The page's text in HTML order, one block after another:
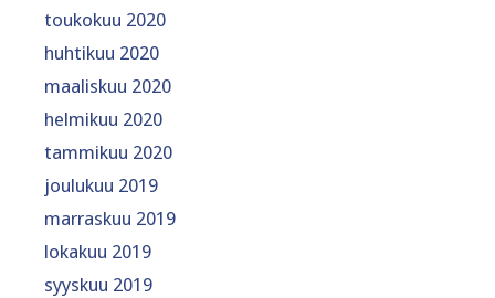
toukokuu 2020
huhtikuu 2020
maaliskuu 2020
helmikuu 2020
tammikuu 2020
joulukuu 2019
marraskuu 2019
lokakuu 2019
syyskuu 2019